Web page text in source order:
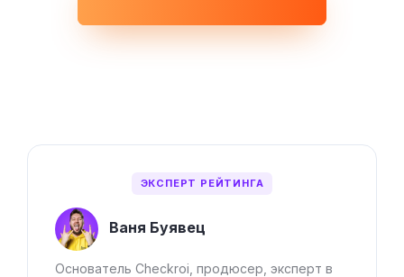
ЭКСПЕРТ РЕЙТИНГА
Ваня Буявец
Основатель Checkroi, продюсер, эксперт в